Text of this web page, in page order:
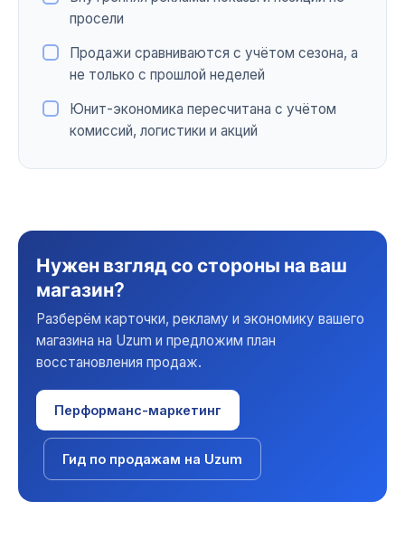
просели
Продажи сравниваются с учётом сезона, а
не только с прошлой неделей
Юнит-экономика пересчитана с учётом
комиссий, логистики и акций
Нужен взгляд со стороны на ваш
магазин?
Разберём карточки, рекламу и экономику вашего
магазина на Uzum и предложим план
восстановления продаж.
Перформанс-маркетинг
Гид по продажам на Uzum